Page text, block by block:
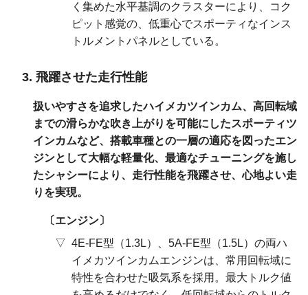
く集めた水平基調のクラスターにより、コク
ピット感覚の、低重心でスポーティなインス
トルメントパネルとしている。
飛躍させた走行性能
扱いやすさを追求したハイメカツインカム、高回転域
までの滑らかな吹き上がりを可能にしたスポーティツ
インカムなど、搭載車種との一層の適応を図ったエン
ジンとして大幅な軽量化、最適なチューニングを施し
たシャシーにより、走行性能を飛躍させ、心地よい走
りを実現。
エンジン
4E-FE型（1.3L）、5A-FE型（1.5L）の両ハ
イメカツインカムエンジンは、常用回転域に
特性を合わせた吸気系を採用。最大トルク値